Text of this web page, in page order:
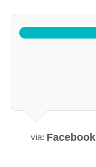
via: Facebook